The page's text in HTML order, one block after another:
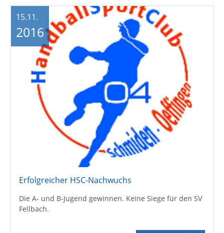
Erfolgreicher HSC-Nachwuchs
Die A- und B-Jugend gewinnen. Keine Siege für den SV
Fellbach.
15.11.
2016